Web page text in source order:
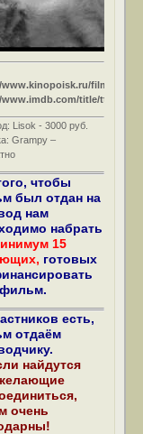
film/
title/
Lisok - 3000 руб.
Grampy –
чтобы
был отдан на
нам
набрать
15
готовых
фильм.
есть,
отдаём
найдутся
очень